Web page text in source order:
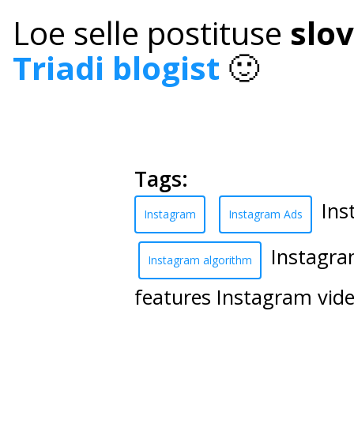
Loe selle postituse
Triadi blogist 🙂
Tags:
Instagram Instagram Ads
Instagram algorithm
features Instagram